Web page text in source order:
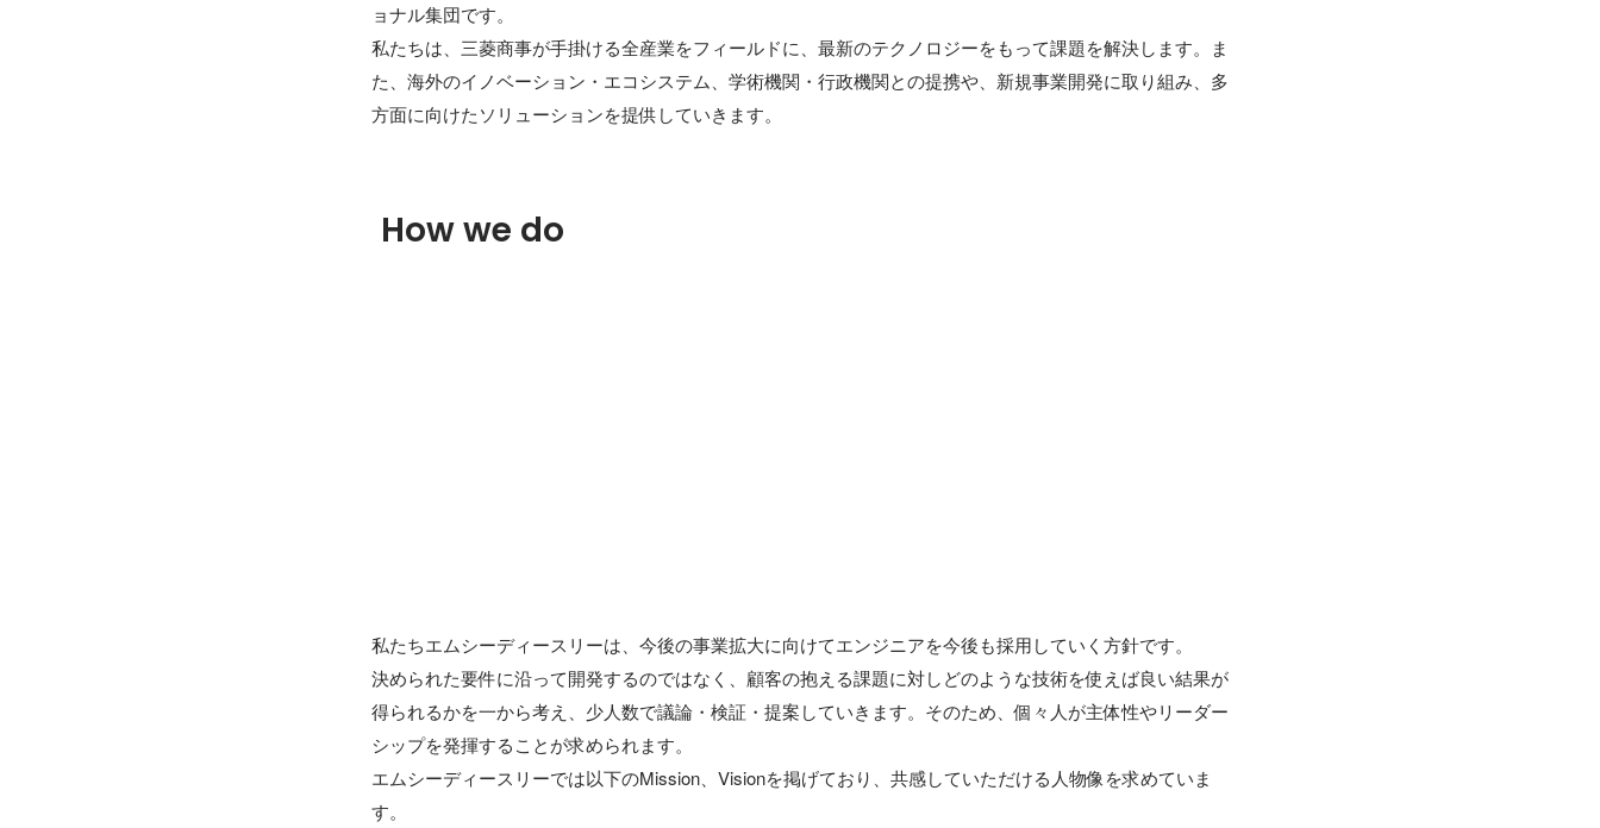
ョナル集団です。
私たちは、三菱商事が手掛ける全産業をフィールドに、最新のテクノロジーをもって課題を解決します。ま
た、海外のイノベーション・エコシステム、学術機関・行政機関との提携や、新規事業開発に取り組み、多
方面に向けたソリューションを提供していきます。
How we do
私たちエムシーディースリーは、今後の事業拡大に向けてエンジニアを今後も採用していく方針です。
決められた要件に沿って開発するのではなく、顧客の抱える課題に対しどのような技術を使えば良い結果が
得られるかを一から考え、少人数で議論・検証・提案していきます。そのため、個々人が主体性やリーダー
シップを発揮することが求められます。
エムシーディースリーでは以下のMission、Visionを掲げており、共感していただける人物像を求めていま
す。